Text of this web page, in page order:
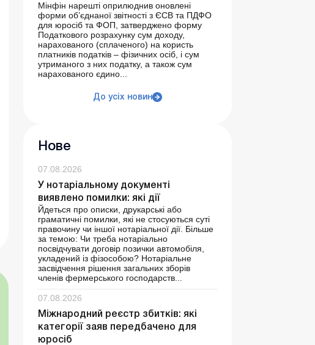
Мінфін нарешті оприлюднив оновлені
форми об’єднаної звітності з ЄСВ та ПДФО
для юросіб та ФОП, затверджено форму
Податкового розрахунку сум доходу,
нарахованого (сплаченого) на користь
платників податків – фізичних осіб, і сум
утриманого з них податку, а також сум
нарахованого єдино...
До усіх новин
Нове
07.08.2026
У нотаріальному документі
виявлено помилки: які дії
Йдеться про описки, друкарські або
граматичні помилки, які не стосуються суті
правочину чи іншої нотаріальної дії. Більше
за темою: Чи треба нотаріально
посвідчувати договір позички автомобіля,
укладений із фізособою? Нотаріальне
засвідчення рішення загальних зборів
членів фермерського господарств...
07.08.2026
Міжнародний реєстр збитків: які
категорії заяв передбачено для
юросіб